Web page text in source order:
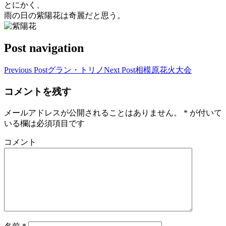
とにかく、
雨の日の紫陽花は奇麗だと思う。
Post navigation
Previous Postグラン・トリノNext Post相模原花火大会
コメントを残す
メールアドレスが公開されることはありません。 * が付いて
いる欄は必須項目です
コメント